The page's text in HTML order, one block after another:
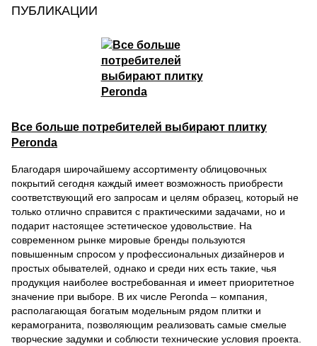
ПУБЛИКАЦИИ
Все больше потребителей выбирают плитку
Peronda
Благодаря широчайшему ассортименту облицовочных
покрытий сегодня каждый имеет возможность приобрести
соответствующий его запросам и целям образец, который не
только отлично справится с практическими задачами, но и
подарит настоящее эстетическое удовольствие. На
современном рынке мировые бренды пользуются
повышенным спросом у профессиональных дизайнеров и
простых обывателей, однако и среди них есть такие, чья
продукция наиболее востребованная и имеет приоритетное
значение при выборе. В их числе Peronda – компания,
располагающая богатым модельным рядом плитки и
керамогранита, позволяющим реализовать самые смелые
творческие задумки и соблюсти технические условия проекта.